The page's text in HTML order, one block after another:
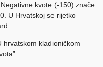
kvote (-150) znače
U Hrvatskoj se rijetko
kladioničkom